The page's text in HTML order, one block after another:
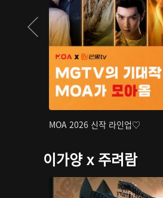
MOA 2026 신작 라인업♡
이가양 x 주려람